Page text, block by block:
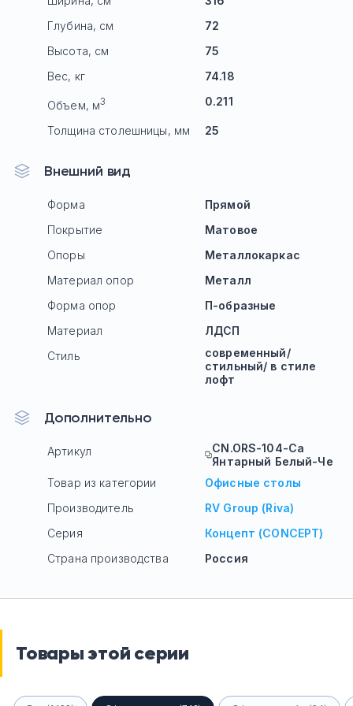
Глубина, см
72
Высота, см
75
Вес, кг
74.18
Объем, м3 0.211
Толщина столешницы, мм 25
Внешний вид
Форма
Прямой
Покрытие
Матовое
Опоры
Mеталлокаркас
Материал опор
Металл
Форма опор
П-образные
Материал
ЛДСП
Стиль
современный/
стильный/ в стиле
лофт
Дополнительно
Артикул
CN.ORS-104-Са
Янтарный Белый-Че
Товар из категории
Офисные столы
Производитель
RV Group (Riva)
Серия
Концепт (CONCEPT)
Страна производства
Россия
Товары этой серии